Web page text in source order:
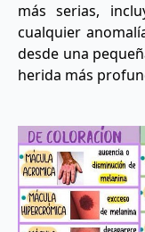
más serias,
cualquier
desde una
herida más